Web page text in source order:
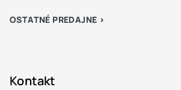
OSTATNÉ PREDAJNE >
Kontakt